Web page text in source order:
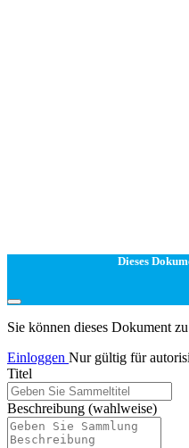
Dieses
Sie können dieses Dokument
Einloggen Nur gültig für
Titel
Beschreibung (wahlweise)